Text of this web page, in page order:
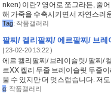
nken) 이란? 영어로 쪼그라든, 줄
해 가죽을 수축시키면서 자연스러
Tag: 작품갤러리
팔찌/ 켈리팔찌/ 에르팔찌/ 브
| 23-02-20 13:22 )
에르 켈리팔찌/ 브레이슬릿/ 팔찌/
르XX 켈리 두줄 브레이슬릿 두줄
울 수 있지만 더 멋스럽습니다. 저
g: 작품갤러리